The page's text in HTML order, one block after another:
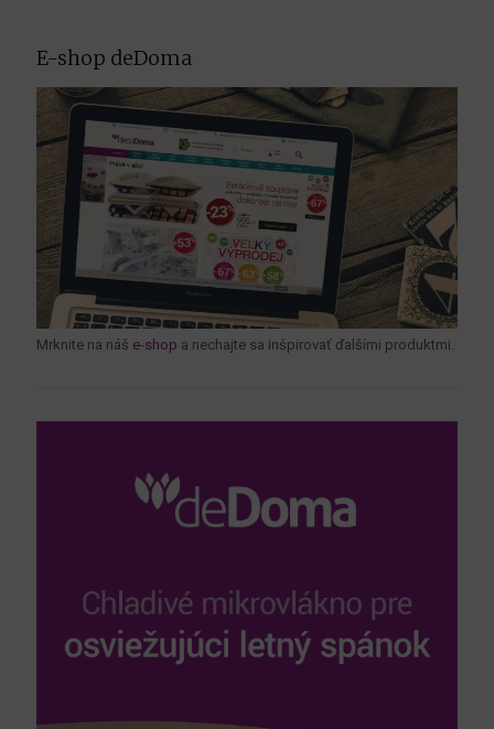
E-shop deDoma
Mrknite na náš e-shop a nechajte sa inšpirovať ďalšími produktmi.